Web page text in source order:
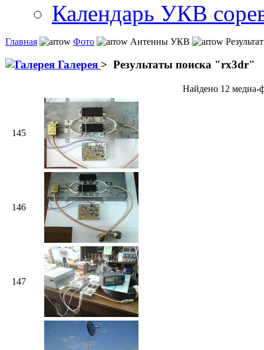
Календарь УКВ
Главная Фото Антенны УКВ
Галерея > Результаты поиска "rx3dr"
Найдено 12 медиа-
145
146
147